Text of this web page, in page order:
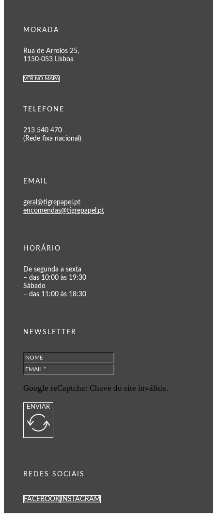
MORADA
Rua de Arroios 25,
1150-053 Lisboa
VER NO MAPA
TELEFONE
213 540 470
(Rede fixa nacional)
EMAIL
geral@tigrepapel.pt
encomendas@tigrepapel.pt
HORÁRIO
De segunda a sexta
– das 10:00 às 19:30
Sábado
– das 11:00 às 18:30
NEWSLETTER
Google reCaptcha: Chave do site inválida.
ENVIAR
REDES SOCIAIS
FACEBOOK INSTAGRAM